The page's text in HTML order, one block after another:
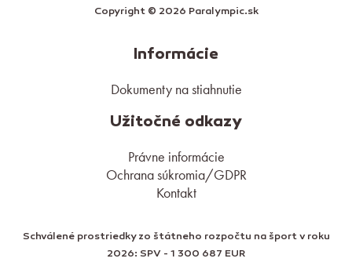
Copyright © 2026 Paralympic.sk
Informácie
Dokumenty na stiahnutie
Užitočné odkazy
Právne informácie
Ochrana súkromia/GDPR
Kontakt
Schválené prostriedky zo štátneho rozpočtu na šport v roku
2026: SPV - 1 300 687 EUR